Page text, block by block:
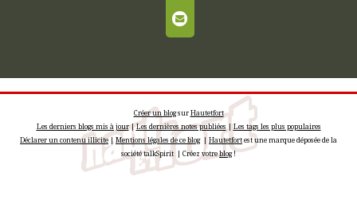
Créer un blogsurHautetfort
Les derniers blogs mis à jour|Les dernières notes publiées |Les tags les plus populaires
Déclarer un contenu illicite|Mentions légales de ce blog| Hautetfortest une marque déposée de la
société talkSpirit | Créez votreblog!